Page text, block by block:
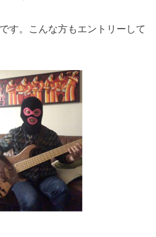
す。こんな方もエントリーして